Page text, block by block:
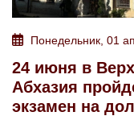
Понедельник, 01
24 июня в
Абхазия
экзамен на